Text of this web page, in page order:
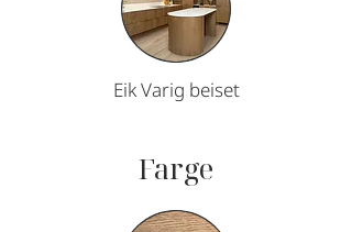
Eik Varig beiset
Farge